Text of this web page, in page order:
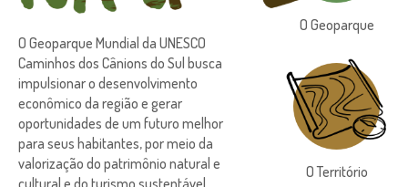
O Geoparque Mundial da UNESCO
Caminhos dos Cânions do Sul busca
impulsionar o desenvolvimento
econômico da região e gerar
oportunidades de um futuro melhor
para seus habitantes, por meio da
valorização do patrimônio natural e
cultural e do turismo sustentável.
O Geoparque
O Território